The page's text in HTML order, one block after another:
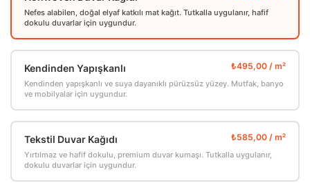
Nefes alabilen, doğal elyaf katkılı mat kağıt. Tutkalla uygulanır, hafif
dokulu duvarlar için uygundur.
Kendinden Yapışkanlı
Kendinden yapışkanlı ve suya dayanıklı pürüzsüz yüzey. Mutfak, banyo
ve mobilyalar için uygundur.
Tekstil Duvar Kağıdı
Yırtılmaz ve hafif dokulu, premium duvar kumaşı. Tutkalla uygulanır,
dokulu duvarlar için uygundur.